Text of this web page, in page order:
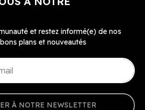
et restez informé(e) de nos
plans et nouveautés
À NOTRE NEWSLETTER